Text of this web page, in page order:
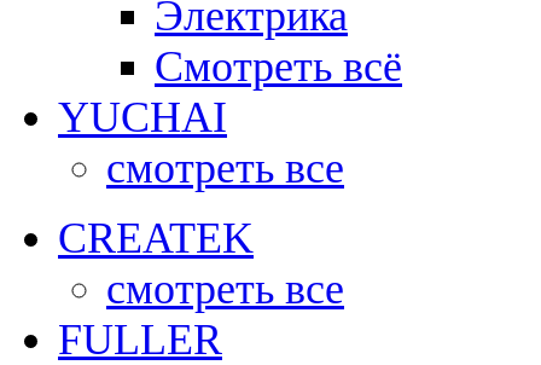
Электрика
Смотреть всё
YUCHAI
смотреть все
CREATEK
смотреть все
FULLER